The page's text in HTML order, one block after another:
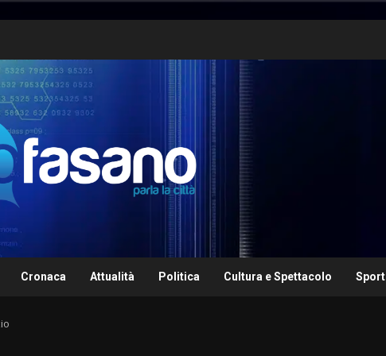
Cronaca Attualità Politica Cultura e Spettacolo Sport